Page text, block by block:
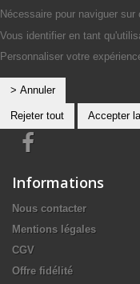
Nécessaire pour naviguer
Vous identifier en tant
Personnaliser votre
> Annuler
Rejeter tout Accepter
Informations
Nous contacter
Mentions légales
CGV
Offre fidélité